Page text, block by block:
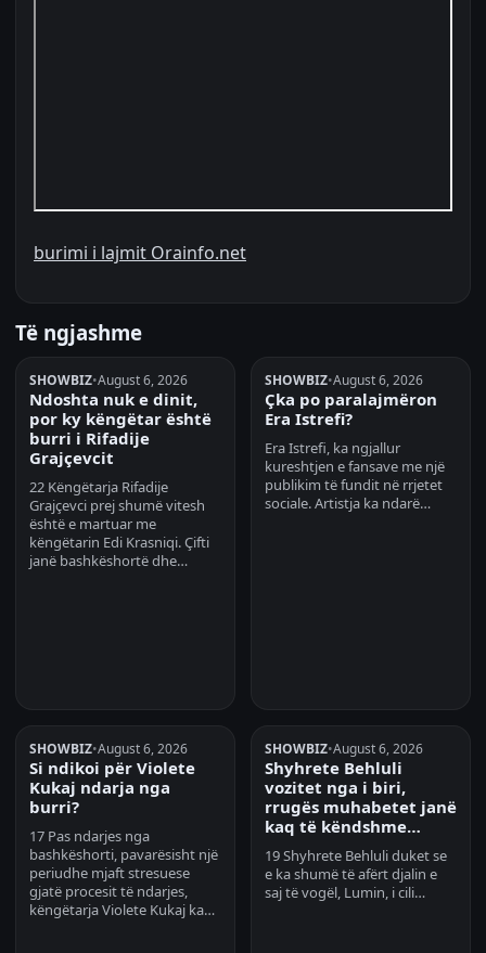
burimi i lajmit Orainfo.net
Të ngjashme
SHOWBIZ•August 6, 2026
Ndoshta nuk e dinit,
por ky këngëtar është
burri i Rifadije
Grajçevcit
22 Këngëtarja Rifadije
Grajçevci prej shumë vitesh
është e martuar me
këngëtarin Edi Krasniqi. Çifti
janë bashkëshortë dhe…
SHOWBIZ•August 6, 2026
Çka po paralajmëron
Era Istrefi?
Era Istrefi, ka ngjallur
kureshtjen e fansave me një
publikim të fundit në rrjetet
sociale. Artistja ka ndarë…
SHOWBIZ•August 6, 2026
Si ndikoi për Violete
Kukaj ndarja nga
burri?
17 Pas ndarjes nga
bashkëshorti, pavarësisht një
periudhe mjaft stresuese
gjatë procesit të ndarjes,
këngëtarja Violete Kukaj ka…
SHOWBIZ•August 6, 2026
Shyhrete Behluli
vozitet nga i biri,
rrugës muhabetet janë
kaq të këndshme…
19 Shyhrete Behluli duket se
e ka shumë të afërt djalin e
saj të vogël, Lumin, i cili…